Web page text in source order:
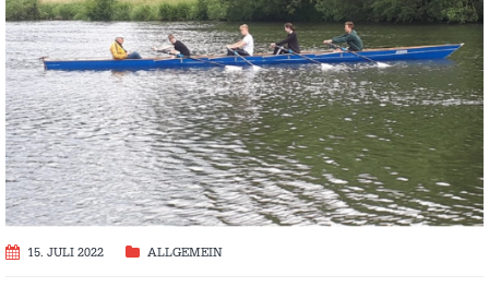
15. JULI 2022 ALLGEMEIN